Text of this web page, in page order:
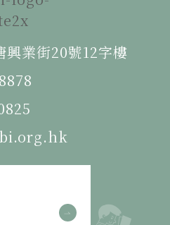
興業街20號12字樓